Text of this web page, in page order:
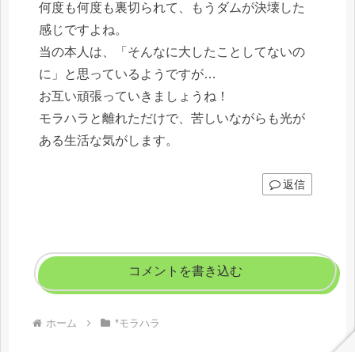
何度も何度も裏切られて、もうダムが決壊した
感じですよね。
当の本人は、「そんなに大したことしてないの
に」と思っているようですが…
お互い頑張っていきましょうね！
モラハラと離れただけで、苦しいながらも光が
ある生活な気がします。
返信
コメントを書き込む
ホーム *モラハラ